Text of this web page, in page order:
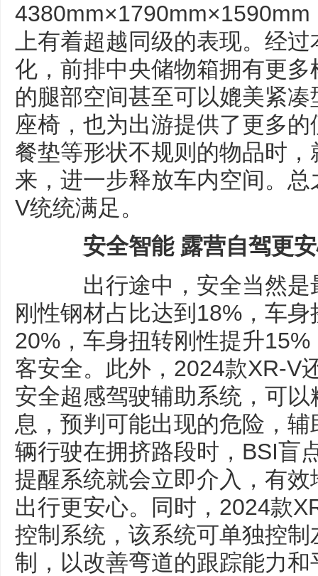
上有着超越同级的表现。经
化，前排中央储物箱拥有更
的腿部空间甚至可以媲美紧
座椅，也为出游提供了更多
餐垫等形状不规则的物品时
来，进一步释放车内空间。
V统统满足。
安全智能 露营自驾更
出行途中，安全当然是
刚性钢材占比达到18%，车
20%，车身扭转刚性提升
客安全。此外，2024款XR-V
安全超感驾驶辅助系统，可
息，预判可能出现的危险，
辆行驶在拥挤路段时，BSI盲
提醒系统就会立即介入，有
出行更安心。同时，2024款
控制系统，该系统可单独控
制，以改善弯道的跟踪能力